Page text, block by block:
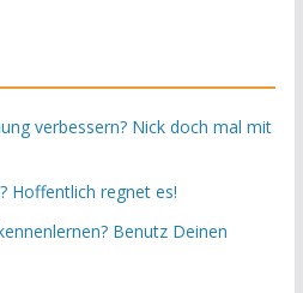
verbessern? Nick doch mal mit
Hoffentlich regnet es!
Benutz Deinen